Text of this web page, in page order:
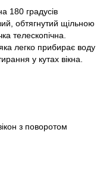
180 градусів
обтягнутий щільною
телескопічна.
легко прибирає воду
у кутах вікна.
з поворотом